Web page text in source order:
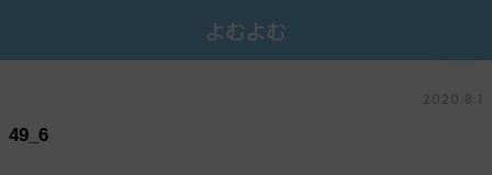
2020.8.1
49_6